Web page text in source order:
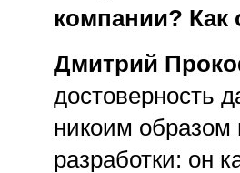
компании? Как
Дмитрий
достоверность
никоим образом
разработки: он